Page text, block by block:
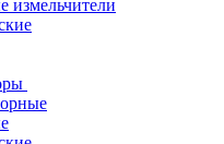
измельчители